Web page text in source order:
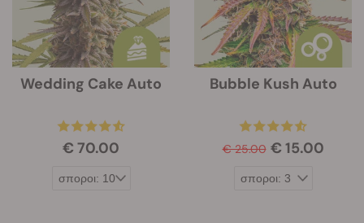
Wedding Cake Auto
€ 70.00
Bubble Kush Auto
€ 25.00 € 15.00